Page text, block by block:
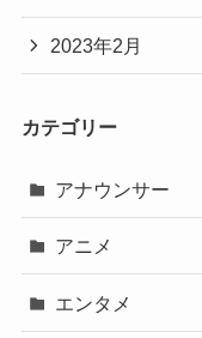
2023年2月
カテゴリー
アナウンサー
アニメ
エンタメ